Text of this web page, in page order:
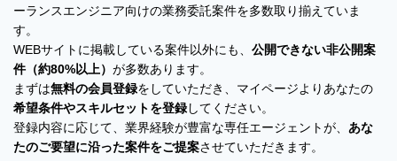
ログイン
会員登録
ーランスエンジニア向けの業務委託案件を多数取り揃えていま
す。
WEBサイトに掲載している案件以外にも、 公開できない非公開案
件（約80%以上） が多数あります。
まずは無料の会員登録をしていただき、マイページよりあなたの
希望条件やスキルセットを登録してください。
登録内容に応じて、業界経験が豊富な専任エージェントが、 あな
たのご要望に沿った案件をご提案させていただきます。